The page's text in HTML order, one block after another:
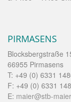
PIRMASENS
Blocksbergstraße
66955 Pirmasens
T: +49 (0) 6331
F: +49 (0) 6331
E: maier@stb-